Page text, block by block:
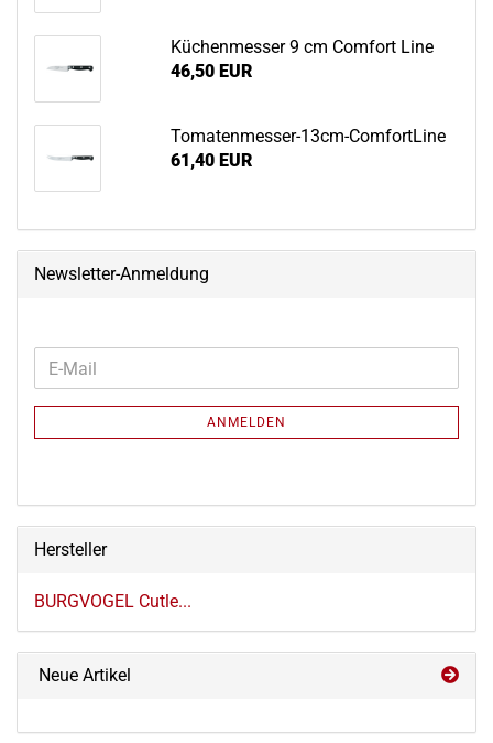
Kü­chen­mes­ser 9 cm Com­fort Line
46,50 EUR
Tomatenmesser-​13cm-ComfortLine
61,40 EUR
Newsletter-Anmeldung
WEITER
ZUR
NEWSLETTER-
E-
Mail
ANMELDEN
Hersteller
BURGVOGEL Cutle...
Neue Artikel